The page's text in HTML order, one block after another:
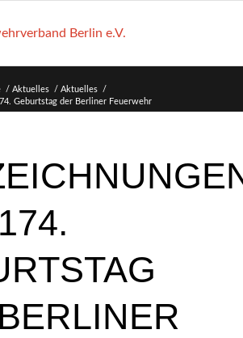
/ Aktuelles / Aktuelles
/
Geburtstag der Berliner Feuerwehr